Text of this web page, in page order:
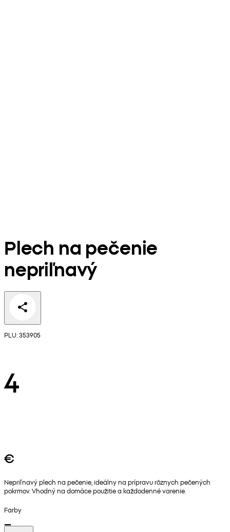
Plech na pečenie
nepriľnavý
PLU: 353905
4
€
Nepriľnavý plech na pečenie, ideálny na prípravu rôznych pečených
pokrmov. Vhodný na domáce použitie a každodenné varenie.
Farby